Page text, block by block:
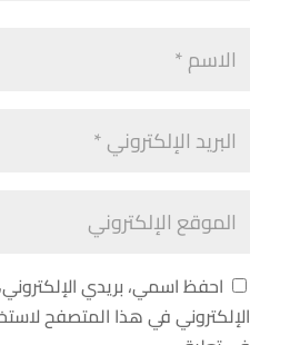
احفظ اسمي، بريدي
الإلكتروني في هذا المتصفح